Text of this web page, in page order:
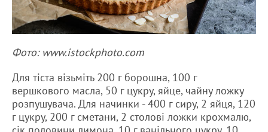
Фото: www.istockphoto.com
Для тіста візьміть 200 г борошна, 100 г
вершкового масла, 50 г цукру, яйце, чайну ложку
розпушувача. Для начинки - 400 г сиру, 2 яйця, 120
г цукру, 200 г сметани, 2 столові ложки крохмалю,